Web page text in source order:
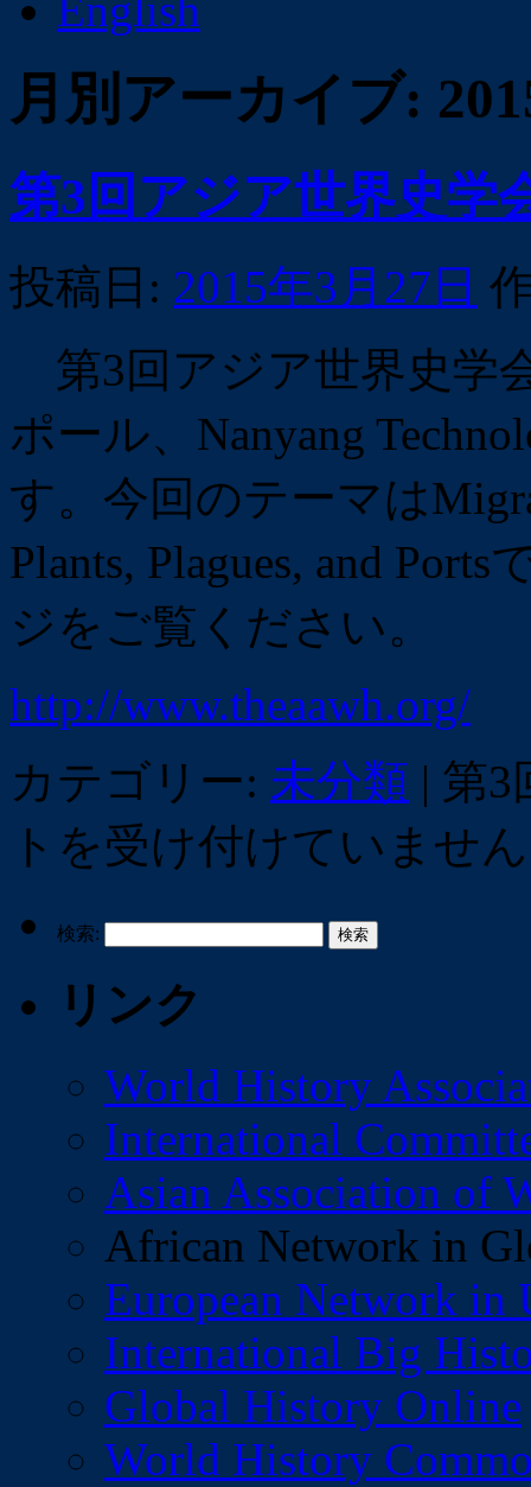
月別アーカイブ:
第3回アジア世界史学
投稿日: 2015年3月27日
第3回アジア世界史学
ポール、Nanyang
す。今回のテーマは
Plants, Plagues, and
ジをご覧ください。
http://www.theaawh.org/
カテゴリー: 未分類 | 第3
トを受け付けていません
検索:
リンク
World History
International
Asian Association of
African Network in
European Network in
International Big
Global History Online
World History